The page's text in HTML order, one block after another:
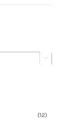

(12)